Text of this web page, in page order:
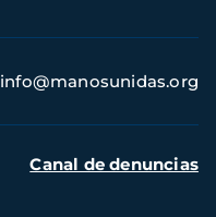
info@manosunidas.org
Canal de denuncias